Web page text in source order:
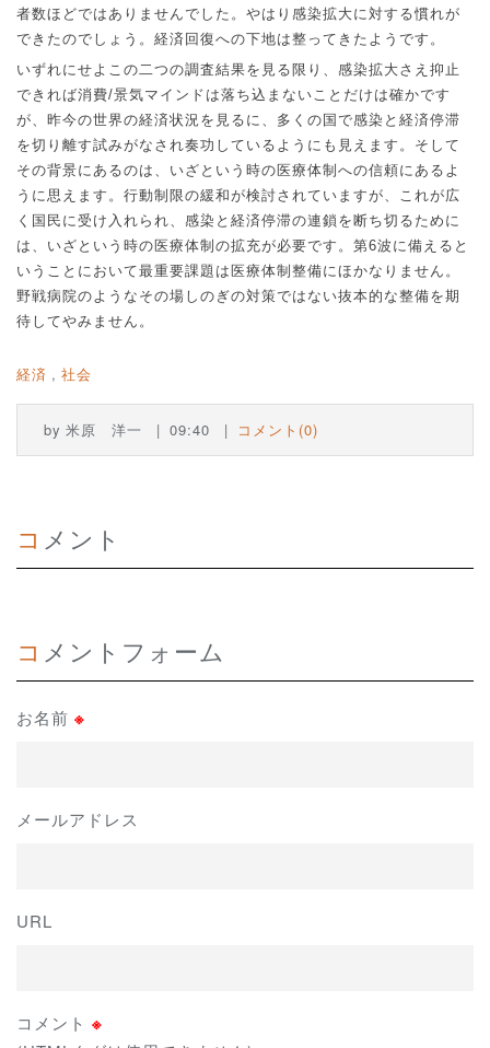
者数ほどではありませんでした。やはり感染拡大に対する慣れが
できたのでしょう。経済回復への下地は整ってきたようです。
いずれにせよこの二つの調査結果を見る限り、感染拡大さえ抑止
できれば消費/景気マインドは落ち込まないことだけは確かです
が、昨今の世界の経済状況を見るに、多くの国で感染と経済停滞
を切り離す試みがなされ奏功しているようにも見えます。そして
その背景にあるのは、いざという時の医療体制への信頼にあるよ
うに思えます。行動制限の緩和が検討されていますが、これが広
く国民に受け入れられ、感染と経済停滞の連鎖を断ち切るために
は、いざという時の医療体制の拡充が必要です。第6波に備えると
いうことにおいて最重要課題は医療体制整備にほかなりません。
野戦病院のようなその場しのぎの対策ではない抜本的な整備を期
待してやみません。
経済 社会
by 米原 洋一 09:40 コメント(0)
コメント
コメントフォーム
お名前 ※
メールアドレス
URL
コメント ※